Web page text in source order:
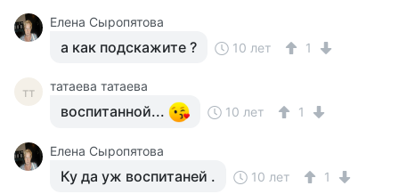
Елена Сыропятова
а как подскажите ? 10 лет 1
тт татаева татаева
воспитанной... 10 лет 1
Елена Сыропятова
Ку да уж воспитаней . 10 лет 1